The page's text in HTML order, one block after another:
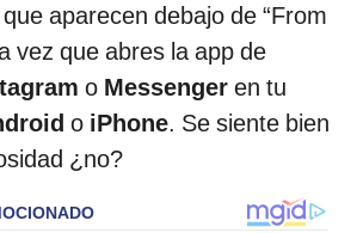
aparecen debajo de “From
vez que abres la app de
o Messenger en tu
o iPhone. Se siente bien
¿no?